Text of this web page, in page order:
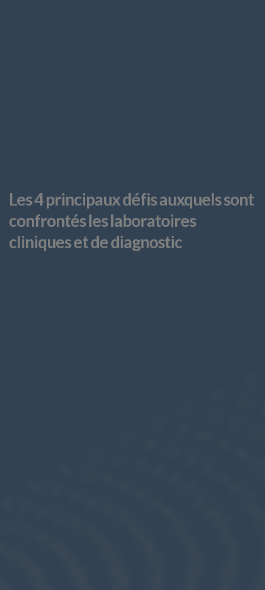
Les 4 principaux défis auxquels sont
confrontés les laboratoires
cliniques et de diagnostic